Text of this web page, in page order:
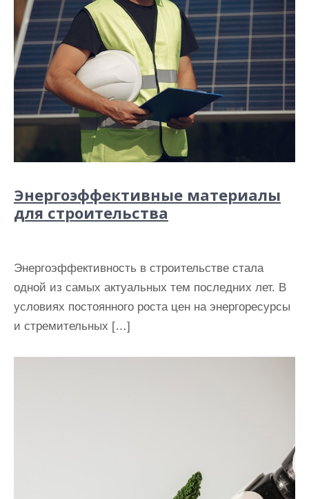
Энергоэффективные материалы
для строительства
Энергоэффективность в строительстве стала
одной из самых актуальных тем последних лет. В
условиях постоянного роста цен на энергоресурсы
и стремительных […]